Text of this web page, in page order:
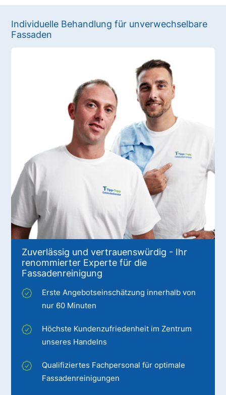
Individuelle Behandlung für unverwechselbare
Fassaden
Zuverlässig und vertrauenswürdig - Ihr
renommierter Experte für die
Fassadenreinigung
Erste Angebotseinschätzung innerhalb von
nur 60 Minuten
Höchste Kundenzufriedenheit im Zentrum
unseres Handelns
Qualifiziertes Fachpersonal für optimale
Fassadenreinigungen